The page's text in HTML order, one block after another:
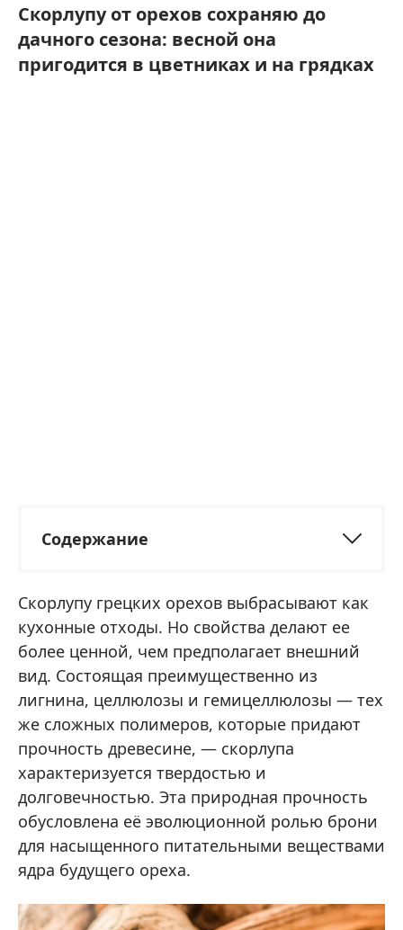
Скорлупу от орехов сохраняю до
дачного сезона: весной она
пригодится в цветниках и на грядках
Содержание
Скорлупу грецких орехов выбрасывают как
кухонные отходы. Но свойства делают ее
более ценной, чем предполагает внешний
вид. Состоящая преимущественно из
лигнина, целлюлозы и гемицеллюлозы — тех
же сложных полимеров, которые придают
прочность древесине, — скорлупа
характеризуется твердостью и
долговечностью. Эта природная прочность
обусловлена её эволюционной ролью брони
для насыщенного питательными веществами
ядра будущего ореха.